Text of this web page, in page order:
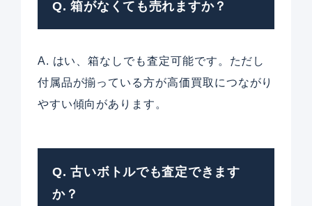
Q. 箱がなくても売れますか？
A. はい、箱なしでも査定可能です。ただし
付属品が揃っている方が高価買取につながり
やすい傾向があります。
Q. 古いボトルでも査定できます
か？